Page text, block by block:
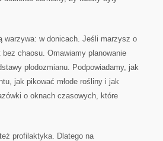
warzywa: w donicach. Jeśli marzysz o
chaosu. Omawiamy planowanie
płodozmianu. Podpowiadamy, jak
jak pikować młode rośliny i jak
o oknach czasowych, które
profilaktyka. Dlatego na